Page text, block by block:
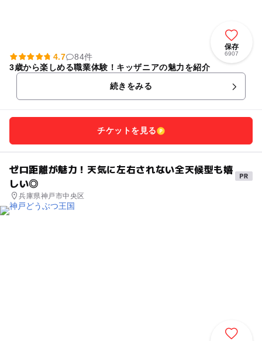
保存
6907
4.7
84件
3歳から楽しめる職業体験！キッザニアの魅力を紹介
続きをみる
チケットを見る
ゼロ距離が魅力！天気に左右されない全天候型も嬉
しい◎
兵庫県神戸市中央区